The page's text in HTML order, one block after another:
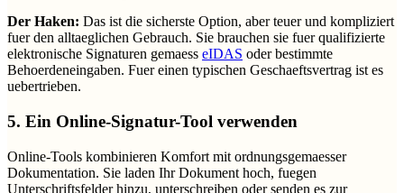
Der Haken: Das ist die sicherste Option, aber teuer und kompliziert
fuer den alltaeglichen Gebrauch. Sie brauchen sie fuer qualifizierte
elektronische Signaturen gemaess eIDAS oder bestimmte
Behoerdeneingaben. Fuer einen typischen Geschaeftsvertrag ist es
uebertrieben.
5. Ein Online-Signatur-Tool verwenden
Online-Tools kombinieren Komfort mit ordnungsgemaesser
Dokumentation. Sie laden Ihr Dokument hoch, fuegen
Unterschriftsfelder hinzu, unterschreiben oder senden es zur